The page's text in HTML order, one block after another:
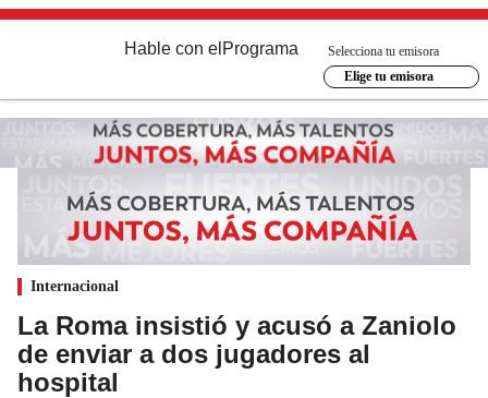
Hable con el Programa
Selecciona tu emisora
Elige tu emisora
Internacional
La Roma insistió y acusó a Zaniolo
de enviar a dos jugadores al
hospital